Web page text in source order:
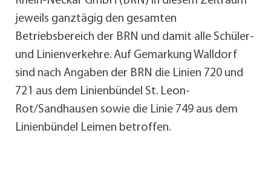
jeweils ganztägig den gesamten
Betriebsbereich der BRN und damit alle Schüler-
und Linienverkehre. Auf Gemarkung Walldorf
sind nach Angaben der BRN die Linien 720 und
721 aus dem Linienbündel St. Leon-
Rot/Sandhausen sowie die Linie 749 aus dem
Linienbündel Leimen betroffen.